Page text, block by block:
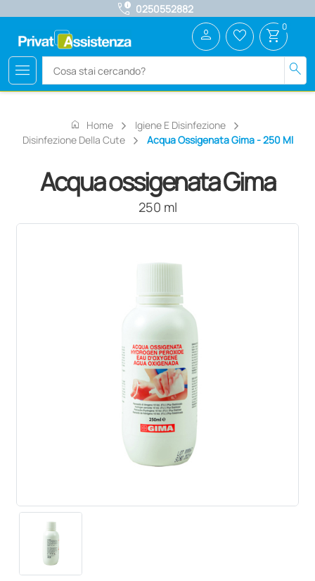
call_quality 0250552882
menu search
person favorite_border shopping_cart 0
home Home
Igiene E Disinfezione
Disinfezione Della Cute
Acqua Ossigenata Gima - 250 Ml
Acqua ossigenata Gima
250 ml